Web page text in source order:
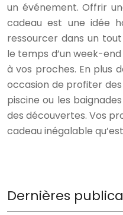
un événement. Offrir
cadeau est une idée
ressourcer dans un
le temps d’un week-
à vos proches. En plus
occasion de profiter
piscine ou les
des découvertes. Vos
cadeau inégalable
Dernières